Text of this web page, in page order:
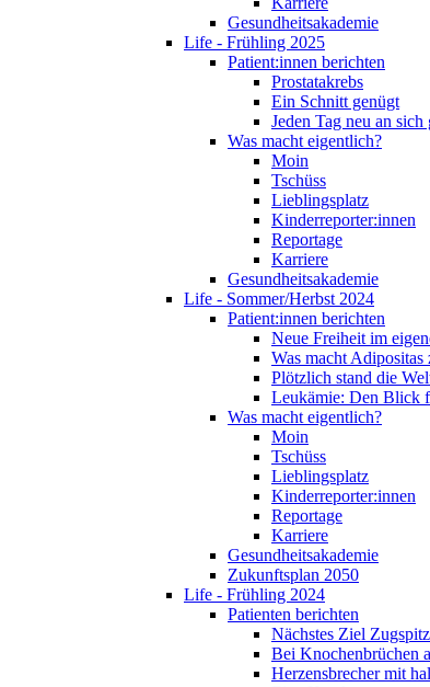
Gesundheitsakademie
Life - Frühling 2025
Patient:innen berichten
Prostatakrebs
Ein Schnitt genügt
Jeden Tag neu an sich
Was macht eigentlich?
Moin
Tschüss
Lieblingsplatz
Kinderreporter:innen
Reportage
Karriere
Gesundheitsakademie
Life - Sommer/Herbst 2024
Patient:innen berichten
Neue Freiheit im
Was macht
Plötzlich stand die
Leukämie: Den Blick
Was macht eigentlich?
Moin
Tschüss
Lieblingsplatz
Kinderreporter:innen
Reportage
Karriere
Gesundheitsakademie
Zukunftsplan 2050
Life - Frühling 2024
Patienten berichten
Nächstes Ziel
Bei Knochenbrüchen
Herzensbrecher mit